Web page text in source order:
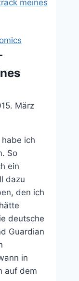
15. März
ich
So
ein
dazu
den ich
deutsche
Guardian
in
auf dem